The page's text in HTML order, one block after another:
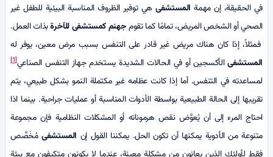
في الحقيقة، إن مهمة المستشفىهي توفير الظروف المناسبة البيئیة للطفل غير
الصحي أو الشخص المريض، تمامًا كما تقومجهنم کمستشفىللآخرةبذات العمل.
فمثلاً، إذا كان هناك مريض غير قادر على التنفس بسبب مرض معين، يوفر له
المستشفىالأكسجين أو في الحالات الشديدة يستخدم جهاز التنفس الصناعي[1]
لمساعدته في التنفس. أما إذا كانت عظامه غير مكتملة النمو بشكل طبيعي، يتم
تقريبها إلى الحالة الطبيعية بواسطة الأدوات المناسبة أو عمليات جراحية. بينما اذا
احتاج المرء إلى أن يُعوَّض نقص هرموناته أو المشكلات النظامية فإن مجموعة
متنوعة من الأدوية يمكنها أن تكون الحل. يمكننا القول إن المستشفىمُخَصَّص